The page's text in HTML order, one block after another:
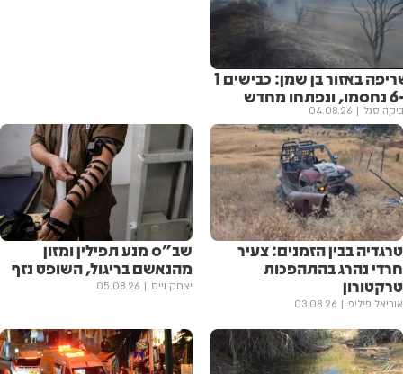
שריפה באזור בן שמן: כבישים 1
מחדש
סגל 04.08.26
טרגדיה בבין הזמנים: צעיר
חרדי נהרג בהתהפכות
טרקטורון
אוריאל פיליפ 03.08.26
שב"ס מנע תפילין ומזון
מהנאשם בריגול, השופט נזף
יצחק וייס 05.08.26